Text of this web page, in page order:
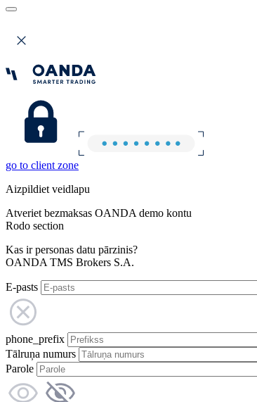
go to client zone
Aizpildiet veidlapu
Atveriet bezmaksas OANDA demo kontu
Rodo section
Kas ir personas datu pārzinis?
OANDA TMS Brokers S.A.
E-pasts
phone_prefix
Tālruņa numurs
Parole